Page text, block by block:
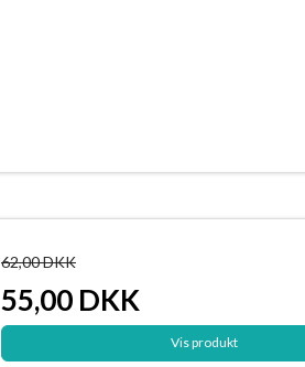
62,00 DKK
55,00 DKK
Vis produkt